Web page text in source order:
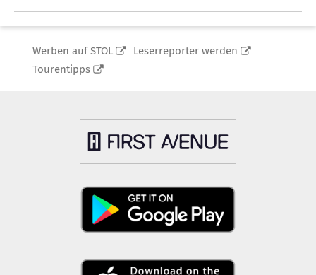
Werben auf STOL
Leserreporter werden
Tourentipps